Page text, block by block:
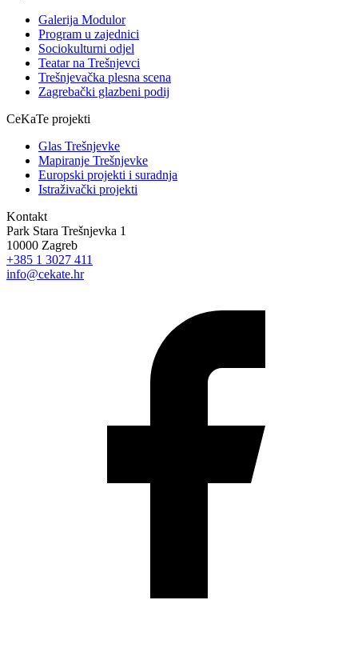
Galerija Modulor
Program u zajednici
Sociokulturni odjel
Teatar na Trešnjevci
Trešnjevačka plesna scena
Zagrebački glazbeni podij
CeKaTe projekti
Glas Trešnjevke
Mapiranje Trešnjevke
Europski projekti i suradnja
Istraživački projekti
Kontakt
Park Stara Trešnjevka 1
10000 Zagreb
+385 1 3027 411
info@cekate.hr